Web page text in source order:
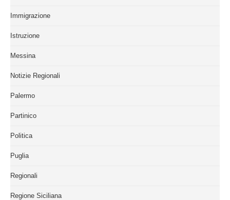
Immigrazione
Istruzione
Messina
Notizie Regionali
Palermo
Partinico
Politica
Puglia
Regionali
Regione Siciliana